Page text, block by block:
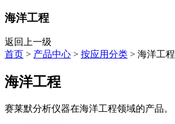
海洋工程
返回上一级
首页 > 产品中心 > 按应用分类 > 海洋工程
海洋工程
赛莱默分析仪器在海洋工程领域的产品。